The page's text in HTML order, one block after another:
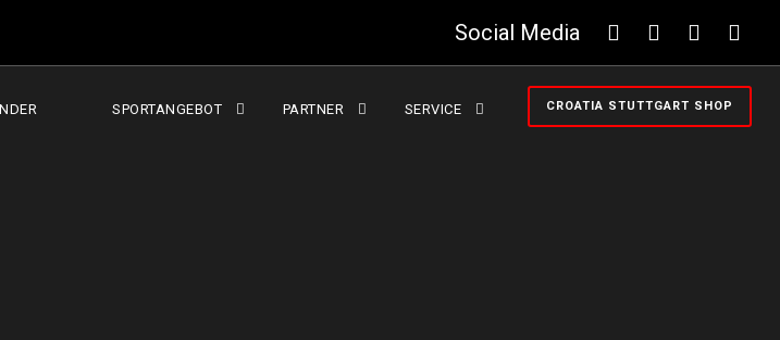
Social Media
SPORTANGEBOT PARTNER SERVICE CROATIA STUTTGART SHOP